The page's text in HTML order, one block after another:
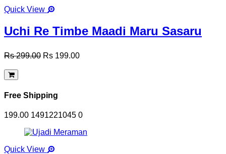
Quick View
Uchi Re Timbe Maadi Maru Sasaru
Rs 299.00 Rs 199.00
Free Shipping
199.00 1491221045 0
Quick View